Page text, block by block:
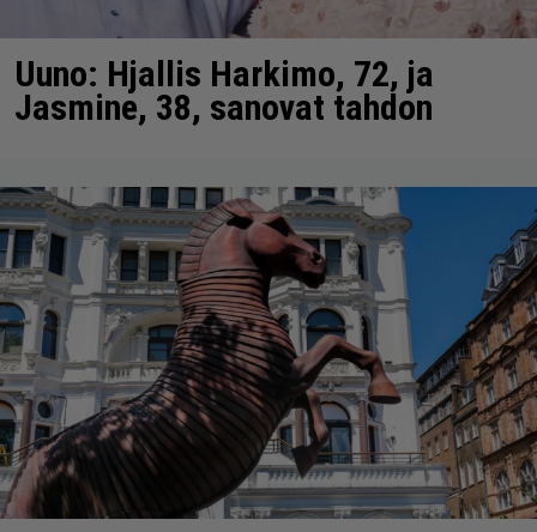
Uuno: Hjallis Harkimo, 72, ja
Jasmine, 38, sanovat tahdon